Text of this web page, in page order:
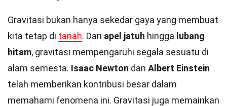
Gravitasi bukan hanya sekedar gaya yang membuat
kita tetap di tanah. Dari apel jatuh hingga lubang
hitam, gravitasi mempengaruhi segala sesuatu di
alam semesta. Isaac Newton dan Albert Einstein
telah memberikan kontribusi besar dalam
memahami fenomena ini. Gravitasi juga memainkan